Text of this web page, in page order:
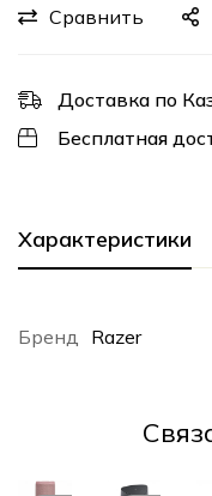
Сравнить
Доставка по
Бесплатная
Характеристики
Бренд Razer